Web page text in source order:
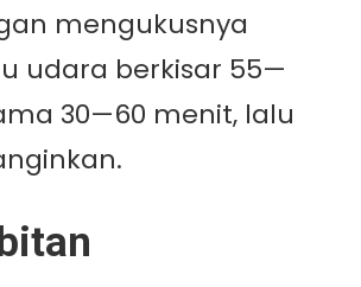
mengukusnya
udara berkisar 55—
30—60 menit, lalu